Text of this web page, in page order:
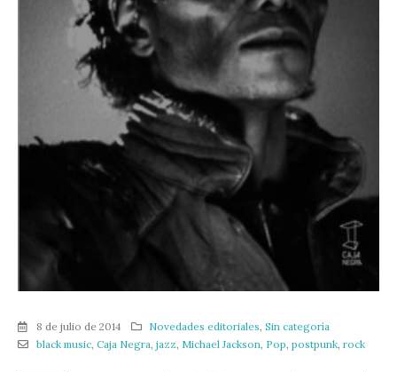
8 de julio de 2014 Novedades editoriales ,Sin categoría
black music, Caja Negra jazz Michael Jackson Pop postpunk, rock